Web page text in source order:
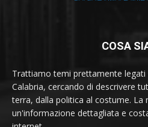
COSA
Trattiamo temi prettamente legati
Calabria, cercando di descrivere
terra, dalla politica al costume. La
un'informazione dettagliata e